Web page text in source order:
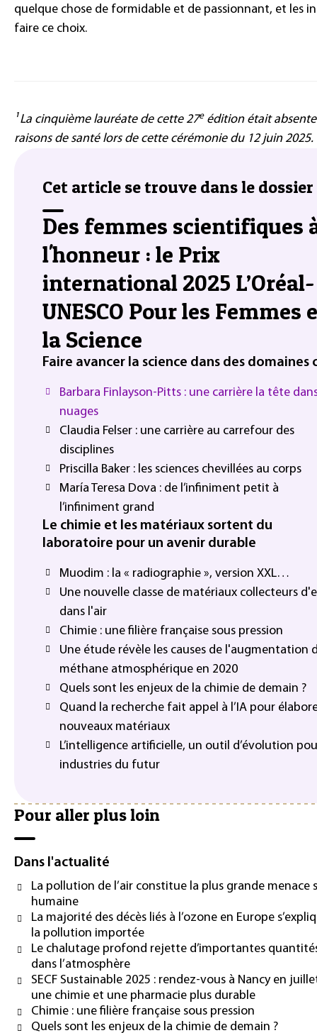
quelque chose de formidable et de passionnant, et les
faire ce choix.
¹ La cinquième lauréate de cette 27eédition était
raisons de santé lors de cette cérémonie du 12 juin 2025.
Cet article se trouve dans le dossier
Des femmes scientifiques
l'honneur : le Prix
international 2025 L’Oréal-
UNESCO Pour les Femmes
la Science
Faire avancer la science dans des domaines
Barbara Finlayson-Pitts : une carrière la tête
nuages
Claudia Felser : une carrière au carrefour des
disciplines
Priscilla Baker : les sciences chevillées au corps
María Teresa Dova : de l’infiniment petit à
l’infiniment grand
Le chimie et les matériaux sortent du
laboratoire pour un avenir durable
Muodim : la « radiographie », version XXL…
Une nouvelle classe de matériaux collecteurs
dans l'air
Chimie : une filière française sous pression
Une étude révèle les causes de l'augmentation
méthane atmosphérique en 2020
Quels sont les enjeux de la chimie de demain ?
Quand la recherche fait appel à l’IA pour
nouveaux matériaux
L’intelligence artificielle, un outil d’évolution
industries du futur
Pour aller plus loin
Dans l'actualité
La pollution de l’air constitue la plus grande menace
humaine
La majorité des décès liés à l’ozone en Europe
la pollution importée
Le chalutage profond rejette d’importantes
dans l’atmosphère
SECF Sustainable 2025 : rendez-vous à Nancy en
une chimie et une pharmacie plus durable
Chimie : une filière française sous pression
Quels sont les enjeux de la chimie de demain ?